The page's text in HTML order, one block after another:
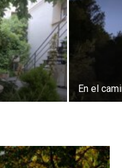
En el